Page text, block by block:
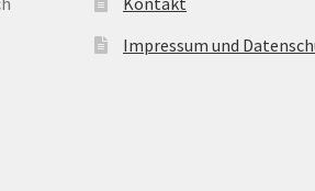
Impressum und